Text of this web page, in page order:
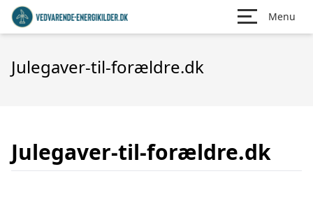
Menu
Julegaver-til-forældre.dk
Julegaver-til-forældre.dk